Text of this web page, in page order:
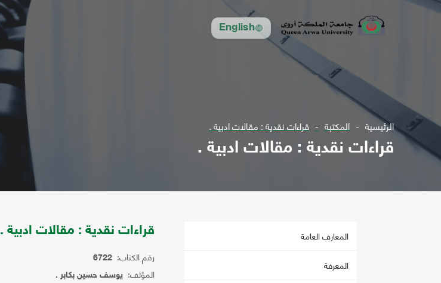
English
الرئيسية المكتبة قراءات نقدية : مقالات ادبية .
قراءات نقدية : مقالات ادبية .
المعارف العامة
المعرفة
قراءات نقدية : مقالات ادبية .
رقم الكتاب: 6722
المؤلف: يوسف حسين بكابر .